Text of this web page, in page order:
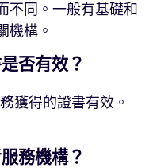
不同。一般有基礎和
機構。
否有效？
獲得的證書有效。
務機構？